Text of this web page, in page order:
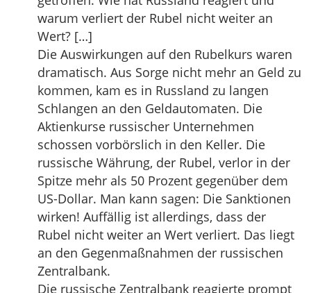
warum verliert der Rubel nicht weiter an
Wert? […]
Die Auswirkungen auf den Rubelkurs waren
dramatisch. Aus Sorge nicht mehr an Geld zu
kommen, kam es in Russland zu langen
Schlangen an den Geldautomaten. Die
Aktienkurse russischer Unternehmen
schossen vorbörslich in den Keller. Die
russische Währung, der Rubel, verlor in der
Spitze mehr als 50 Prozent gegenüber dem
US-Dollar. Man kann sagen: Die Sanktionen
wirken! Auffällig ist allerdings, dass der
Rubel nicht weiter an Wert verliert. Das liegt
an den Gegenmaßnahmen der russischen
Zentralbank.
Die russische Zentralbank reagierte prompt